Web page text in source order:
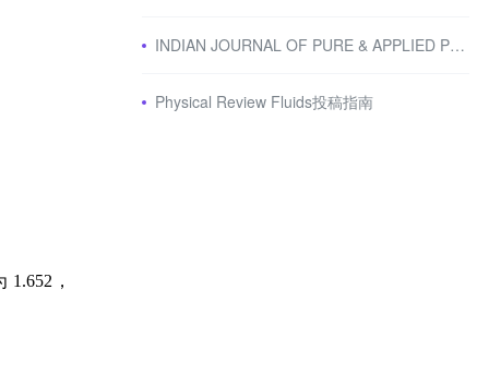
1.652 ，
INDIAN JOURNAL OF PURE & APPLIED PHYSICS：应用物理学期刊
Physical Review Fluids投稿指南